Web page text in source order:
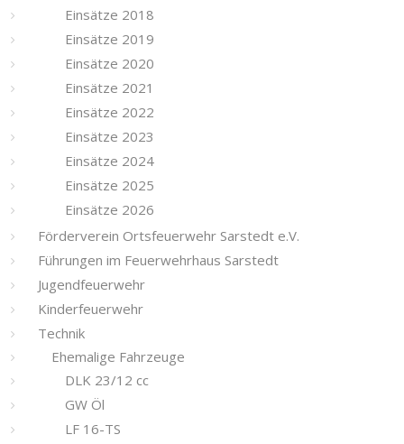
Einsätze 2018
Einsätze 2019
Einsätze 2020
Einsätze 2021
Einsätze 2022
Einsätze 2023
Einsätze 2024
Einsätze 2025
Einsätze 2026
Förderverein Ortsfeuerwehr Sarstedt e.V.
Führungen im Feuerwehrhaus Sarstedt
Jugendfeuerwehr
Kinderfeuerwehr
Technik
Ehemalige Fahrzeuge
DLK 23/12 cc
GW Öl
LF 16-TS